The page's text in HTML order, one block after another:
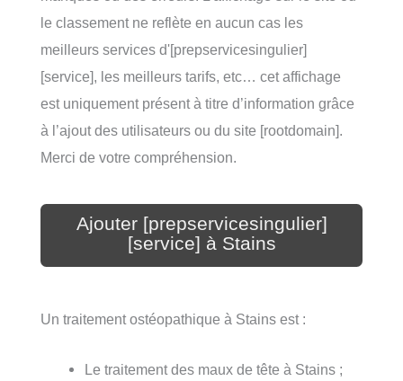
le classement ne reflète en aucun cas les
meilleurs services d'[prepservicesingulier]
[service], les meilleurs tarifs, etc… cet affichage
est uniquement présent à titre d’information grâce
à l’ajout des utilisateurs ou du site [rootdomain].
Merci de votre compréhension.
Ajouter [prepservicesingulier]
[service] à Stains
Un traitement ostéopathique à Stains est :
Le traitement des maux de tête à Stains ;